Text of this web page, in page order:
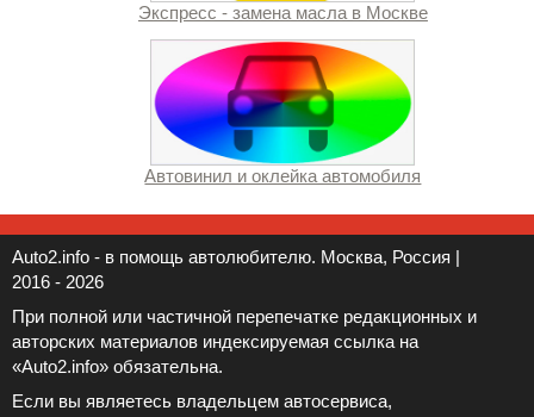
Экспресс - замена масла в Москве
Автовинил и оклейка автомобиля
Auto2.info - в помощь автолюбителю. Москва, Россия |
2016 - 2026
При полной или частичной перепечатке редакционных и
авторских материалов индексируемая ссылка на
«Auto2.info» обязательна.
Если вы являетесь владельцем автосервиса,